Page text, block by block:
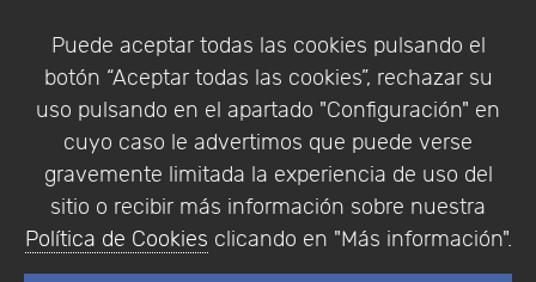
Puede aceptar todas las cookies pulsando el
botón “Aceptar todas las cookies”, rechazar su
uso pulsando en el apartado "Configuración" en
cuyo caso le advertimos que puede verse
gravemente limitada la experiencia de uso del
sitio o recibir más información sobre nuestra
Política de Cookies clicando en "Más información".
Empresa|Aviso Legal| Política de Privacidad |
Política de Cookies
© Copyright 1994 - 2026. Addlink Software
Científico, S.L.